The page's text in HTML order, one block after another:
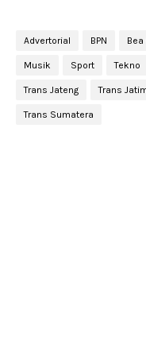
Advertorial BPN
Musik Sport Tekno
Trans Jateng Trans
Trans Sumatera